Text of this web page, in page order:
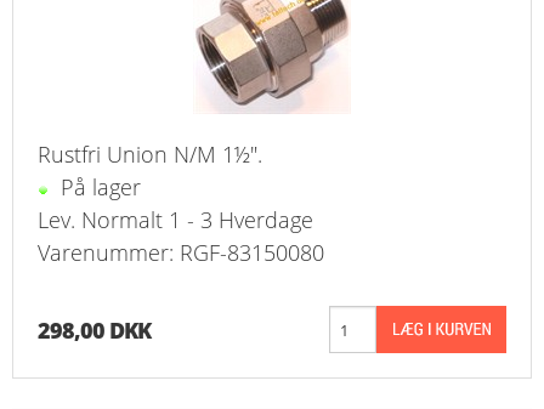
Rustfri Union N/M 1½".
På lager
Lev. Normalt 1 - 3 Hverdage
Varenummer: RGF-83150080
298,00 DKK